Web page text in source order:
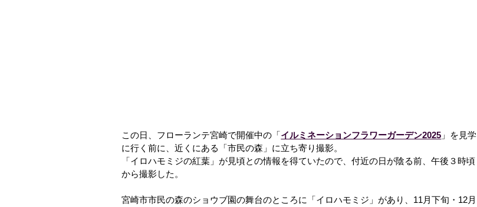
この日、フローランテ宮崎で開催中の「 イルミネーションフラワーガーデン2025 」を見学
に行く前に、近くにある「市民の森」に立ち寄り撮影。
「イロハモミジの紅葉」が見頃との情報を得ていたので、付近の日が陰る前、午後３時頃
から撮影した。
宮崎市市民の森のショウブ園の舞台のところに「イロハモミジ」があり、11月下旬・12月